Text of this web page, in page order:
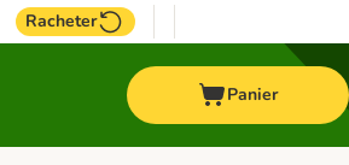
Racheter
Panier